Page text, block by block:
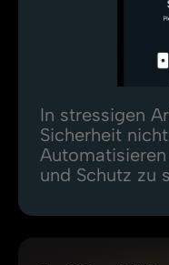
In stressigen
Sicherheit
und Schutz zu